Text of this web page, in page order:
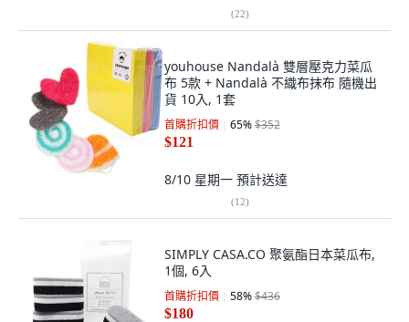
(22)
youhouse Nandalà 雙層壓克力菜瓜
布 5款 + Nandalà 不織布抹布 隨機出
貨 10入, 1套
首購折扣價 65%$352
$121
8/10 星期一 預計送達
(12)
SIMPLY CASA.CO 聚氨酯日本菜瓜布,
1個, 6入
首購折扣價 58%$436
$180